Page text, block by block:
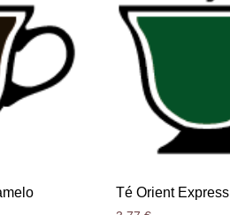
Té Orient Express